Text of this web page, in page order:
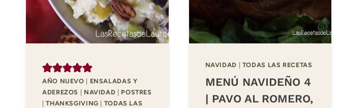
AÑO NUEVO
ENSALADAS Y
ADEREZOS
NAVIDAD
POSTRES
|THANKSGIVING
TODAS LAS
NAVIDAD TODAS LAS RECETAS
MENÚ NAVIDEÑO 4
| PAVO AL ROMERO,